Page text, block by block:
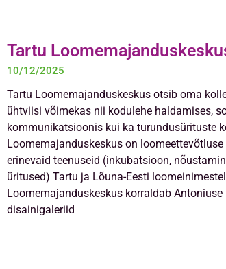
Tartu
10/12/2025
Tartu Loomemajanduskeskus otsib oma
ühtviisi võimekas nii kodulehe haldamises,
kommunikatsioonis kui ka turundusürituste
Loomemajanduskeskus on
erinevaid teenuseid (inkubatsioon,
üritused) Tartu ja Lõuna-Eesti
Loomemajanduskeskus korraldab Antoniuse
disainigaleriid